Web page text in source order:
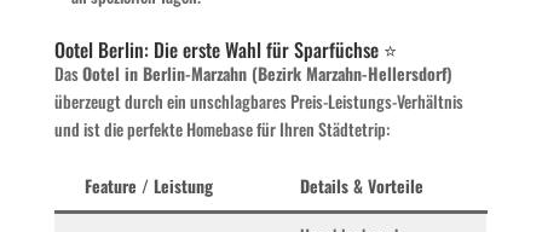
Ootel Berlin: Die erste Wahl für Sparfüchse ⭐
DasOotel in Berlin-Marzahn (Bezirk Marzahn-Hellersdorf)
überzeugt durch ein unschlagbares Preis-Leistungs-Verhältnis
und ist die perfekte Homebase für Ihren Städtetrip:
Feature / Leistung Details & Vorteile